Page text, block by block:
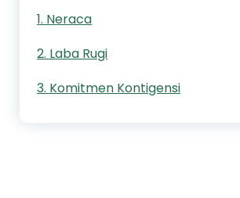
1. Neraca
2. Laba Rugi
3. Komitmen Kontigensi